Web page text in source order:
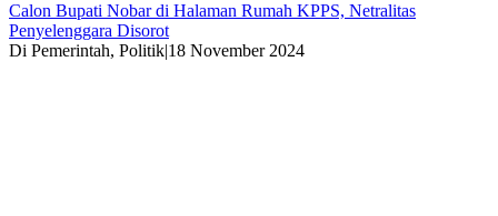
Calon Bupati Nobar di Halaman Rumah KPPS, Netralitas
Penyelenggara Disorot
Di Pemerintah, Politik|18 November 2024